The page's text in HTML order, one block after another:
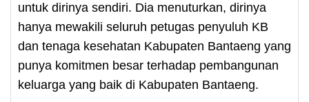
untuk dirinya sendiri. Dia menuturkan, dirinya
hanya mewakili seluruh petugas penyuluh KB
dan tenaga kesehatan Kabupaten Bantaeng yang
punya komitmen besar terhadap pembangunan
keluarga yang baik di Kabupaten Bantaeng.